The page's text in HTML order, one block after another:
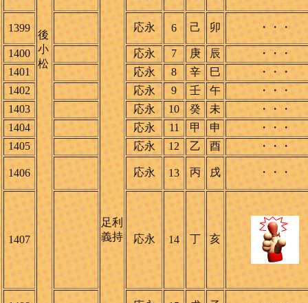
後
小
松
足利
義持
1399 応永 6 己 卯 ・・・
1400 応永 7 庚 辰
・・・
1401
応永 8 辛 巳
・・・
1402
応永 9 壬 午
・・・
1403
応永 10 癸 未
・・・
1404
応永 11 甲 申
・・・
1405
応永 12 乙 酉 ・・・
1406 応永 13 丙 戌 ・・・
1407 応永 14 丁 亥